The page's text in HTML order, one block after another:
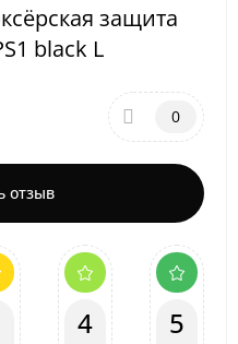
защита
black L
0
отзыв
4 5